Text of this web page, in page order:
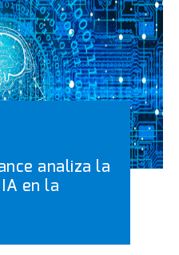
analiza la
en la